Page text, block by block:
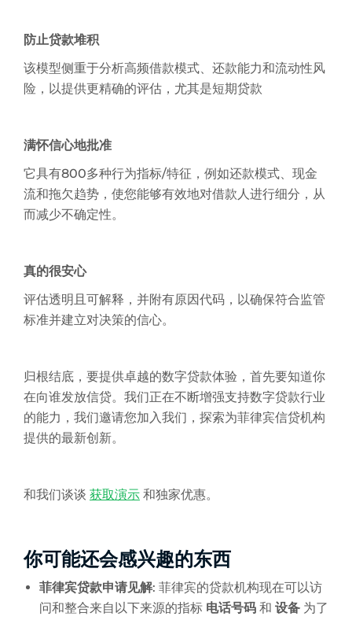
防止贷款堆积
该模型侧重于分析高频借款模式、还款能力和流动性风
险，以提供更精确的评估，尤其是短期贷款
满怀信心地批准
它具有800多种行为指标/特征，例如还款模式、现金
流和拖欠趋势，使您能够有效地对借款人进行细分，从
而减少不确定性。
真的很安心
评估透明且可解释，并附有原因代码，以确保符合监管
标准并建立对决策的信心。
归根结底，要提供卓越的数字贷款体验，首先要知道你
在向谁发放信贷。我们正在不断增强支持数字贷款行业
的能力，我们邀请您加入我们，探索为菲律宾信贷机构
提供的最新创新。
和我们谈谈 获取演示 和独家优惠。
你可能还会感兴趣的东西
菲律宾贷款申请见解: 菲律宾的贷款机构现在可以访
问和整合来自以下来源的指标 电话号码 和 设备 为了